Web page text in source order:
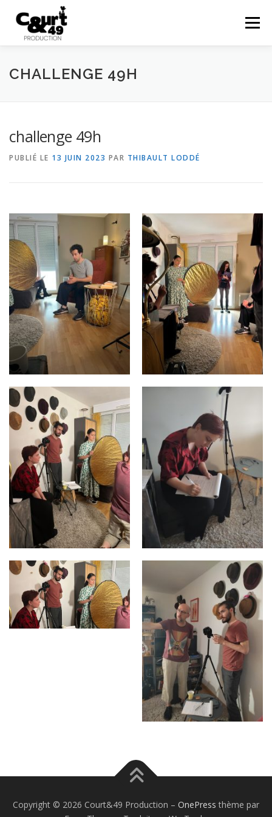
Menu
EN SAVOIR PLUS ACTUALITÉS
CONTACT
CHALLENGE 49H
challenge 49h
PUBLIÉ LE 13 JUIN 2023 PAR THIBAULT LODDÉ
Copyright © 2026 Court&49 Production – OnePress thème par